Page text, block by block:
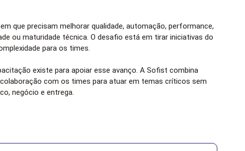
que precisam melhorar qualidade, automação, performance,
ou maturidade técnica. O desafio está em tirar iniciativas do
para os times.
existe para apoiar esse avanço. A Sofist combina
com os times para atuar em temas críticos sem
negócio e entrega.